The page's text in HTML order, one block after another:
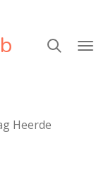
Heerde